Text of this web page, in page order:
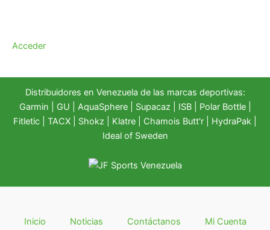
Acceder
Distribuidores en Venezuela de las marcas deportivas:
Garmin
GU AquaSphere| Supacaz | ISB | Polar Bottle|
Fitletic
TACX Shokz Klatre Chamois Butt'r HydraPak
Ideal of Sweden
Inicio Noticias Contáctanos
Mi Cuenta